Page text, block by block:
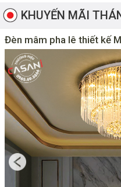
KHUYẾN MÃI
Đèn mâm pha lê thiết kế